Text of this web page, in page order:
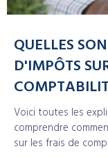
QUELLES
D'IMPÔTS
Voici toutes les
comprendre
sur les frais de